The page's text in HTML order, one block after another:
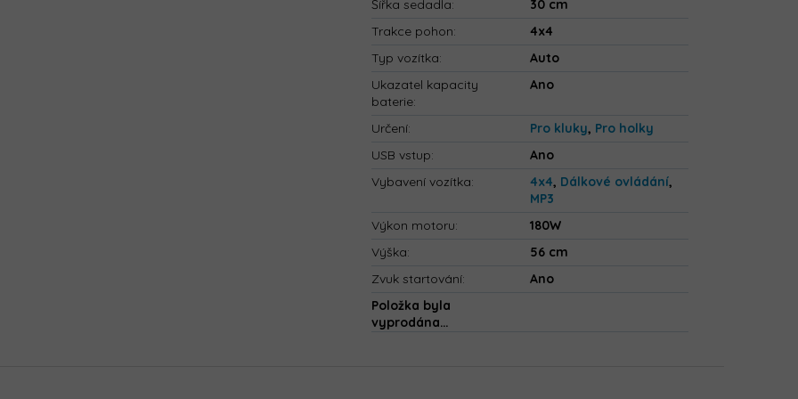
Šířka sedadla:
30 cm
Trakce pohon:
4x4
Typ vozítka:
Auto
Ukazatel kapacity
baterie:
Ano
Určení: Pro kluky, Pro holky
USB vstup:
Ano
Vybavení vozítka: 4x4, Dálkové ovládání,
MP3
Výkon motoru:
180W
Výška:
56 cm
Zvuk startování:
Ano
Položka byla
vyprodána…